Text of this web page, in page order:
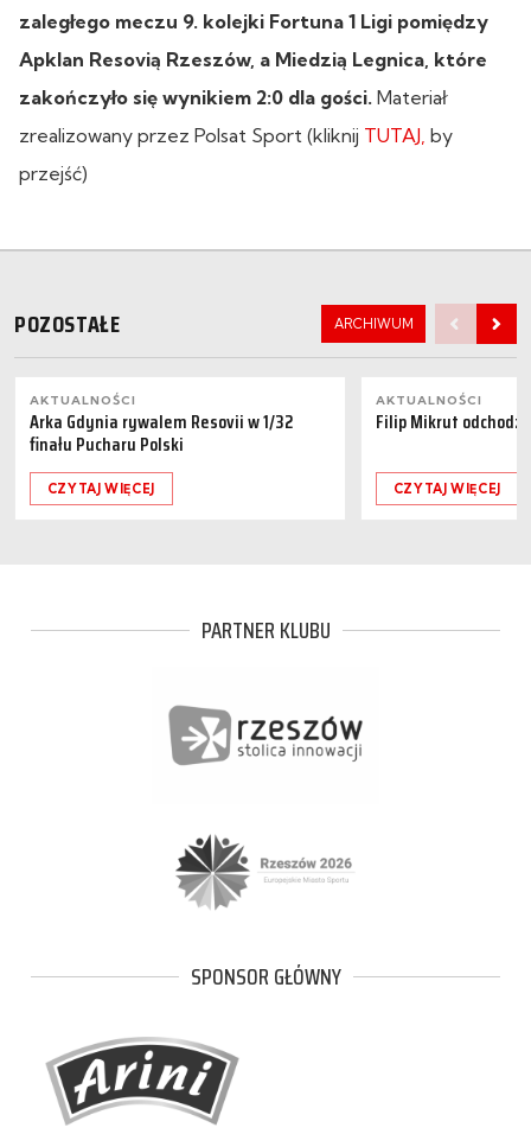
zaległego meczu 9. kolejki Fortuna 1 Ligi pomiędzy
Apklan Resovią Rzeszów, a Miedzią Legnica, które
zakończyło się wynikiem 2:0 dla gości. Materiał
zrealizowany przez Polsat Sport (kliknij TUTAJ, by
przejść)
POZOSTAŁE ARCHIWUM
AKTUALNOŚCI
Arka Gdynia rywalem Resovii w 1/32
finału Pucharu Polski
CZYTAJ WIĘCEJ
AKTUALNOŚCI
Filip Mikrut
CZYTAJ WIĘCEJ
PARTNER KLUBU
SPONSOR GŁÓWNY